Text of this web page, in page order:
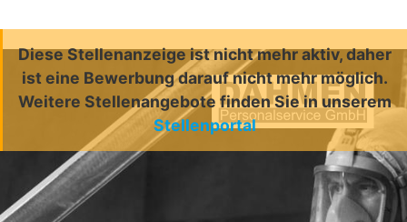
Diese Stellenanzeige ist nicht mehr aktiv, daher
ist eine Bewerbung darauf nicht mehr möglich.
Weitere Stellenangebote finden Sie in unserem
Stellenportal